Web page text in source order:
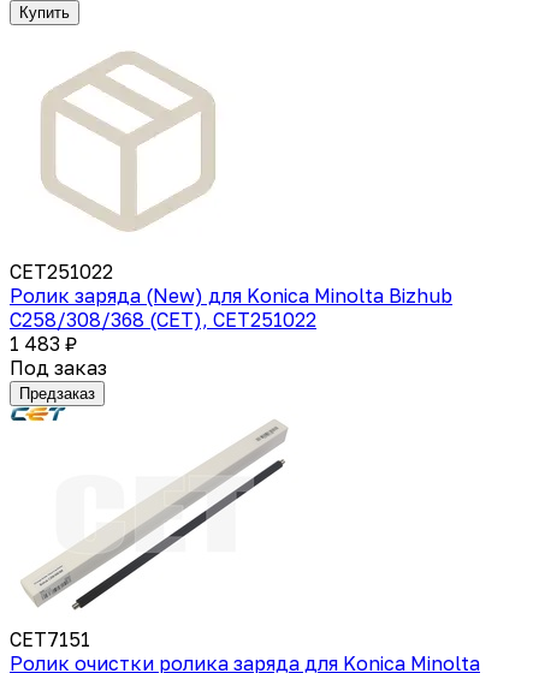
Купить
CET251022
Ролик заряда (New) для Konica Minolta Bizhub
C258/308/368 (CET), CET251022
1 483 ₽
Под заказ
Предзаказ
CET7151
Ролик очистки ролика заряда для Konica Minolta